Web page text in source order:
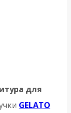
для
GELATO